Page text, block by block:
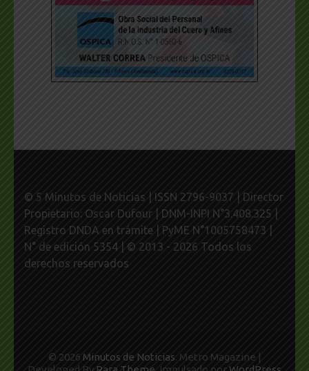
© 5 Minutos de Noticias | ISSN 2796-9037 | Director
Propietario: Oscar Dufour | DNM-INPI N°3.408.325 |
Registro DNDA en trámite | PyME N°1005758473 |
N° de edición 5354 | © 2013 - 2026 Todos los
derechos reservados
© 2026 Minutos de Noticias. Metro Magazine |